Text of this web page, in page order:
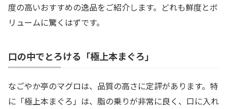
度の高いおすすめの逸品をご紹介します。どれも鮮度とボ
リュームに驚くはずです。
口の中でとろける「極上本まぐろ」
なごやか亭のマグロは、品質の高さに定評があります。特
に「極上本まぐろ」は、脂の乗りが非常に良く、口に入れ